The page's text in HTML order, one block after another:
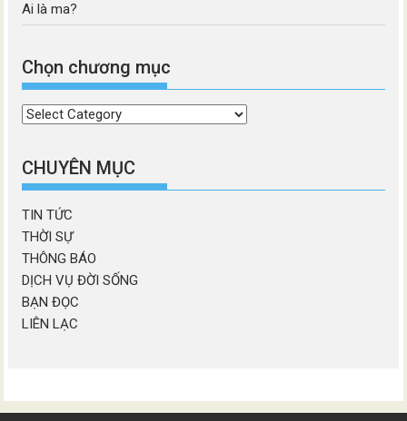
Ai là ma?
Chọn chương mục
Chọn
mục
CHUYÊN MỤC
TIN TỨC
THỜI SỰ
THÔNG BÁO
DỊCH VỤ ĐỜI SỐNG
BẠN ĐỌC
LIÊN LẠC